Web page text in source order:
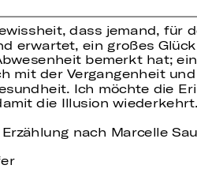
dass jemand, für
erwartet, ein großes
bemerkt hat;
mit der Vergangenheit
Ich möchte die
die Illusion
nach Marcelle